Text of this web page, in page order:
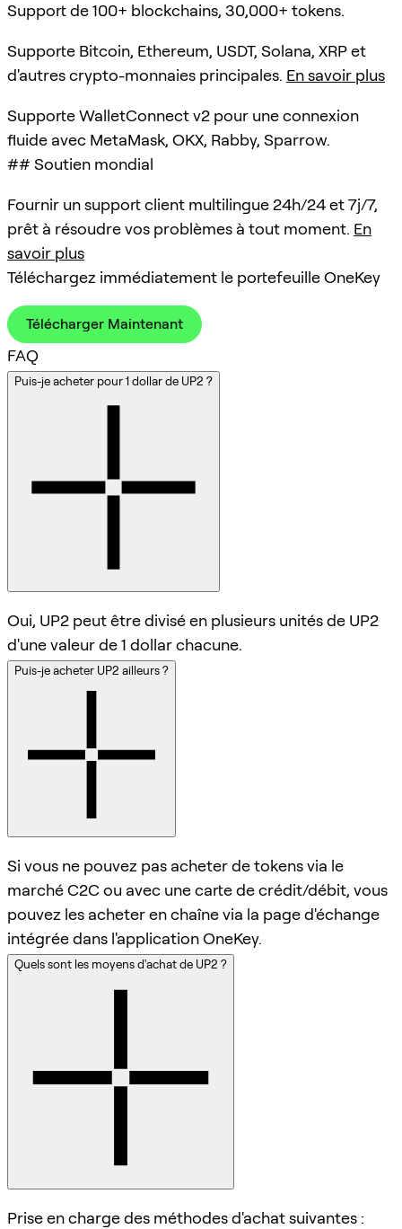
Support de 100+ blockchains, 30,000+ tokens.
Supporte Bitcoin, Ethereum, USDT, Solana, XRP et
d'autres crypto-monnaies principales. En savoir plus
Supporte WalletConnect v2 pour une connexion
fluide avec MetaMask, OKX, Rabby, Sparrow.
## Soutien mondial
Fournir un support client multilingue 24h/24 et 7j/7,
prêt à résoudre vos problèmes à tout moment. En
savoir plus
Téléchargez immédiatement le portefeuille OneKey
Télécharger Maintenant
FAQ
Puis-je acheter pour 1 dollar de UP2 ?
Oui, UP2 peut être divisé en plusieurs unités de UP2
d'une valeur de 1 dollar chacune.
Puis-je acheter UP2 ailleurs ?
Si vous ne pouvez pas acheter de tokens via le
marché C2C ou avec une carte de crédit/débit, vous
pouvez les acheter en chaîne via la page d'échange
intégrée dans l'application OneKey.
Quels sont les moyens d'achat de UP2 ?
Prise en charge des méthodes d'achat suivantes :